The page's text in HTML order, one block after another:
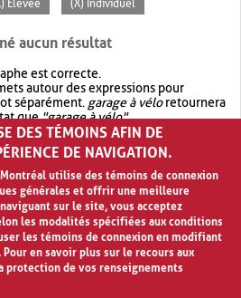
Élevée (X) Individuel
aucun résultat
est correcte.
autour des expressions pour
séparément. garage à véloretournera
que"garage à vélo".
recherche avec OR.garage OR vélo
de résultat quegarage à vélo
DES TÉMOINS AFIN DE
DE NAVIGATION.
utilise des témoins de connexion
générales et offrir une meilleure
sur le site, vous acceptez
les modalités spécifiées aux conditions
les témoins de connexion en modifiant
en savoir plus sur le recours aux
protection de vos renseignements